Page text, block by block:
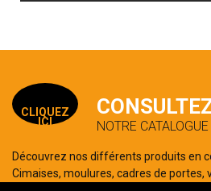
CLIQUEZ
ICI NOTRE CATALOGUE
Découvrez nos différents produits en
Cimaises, moulures, cadres de portes,